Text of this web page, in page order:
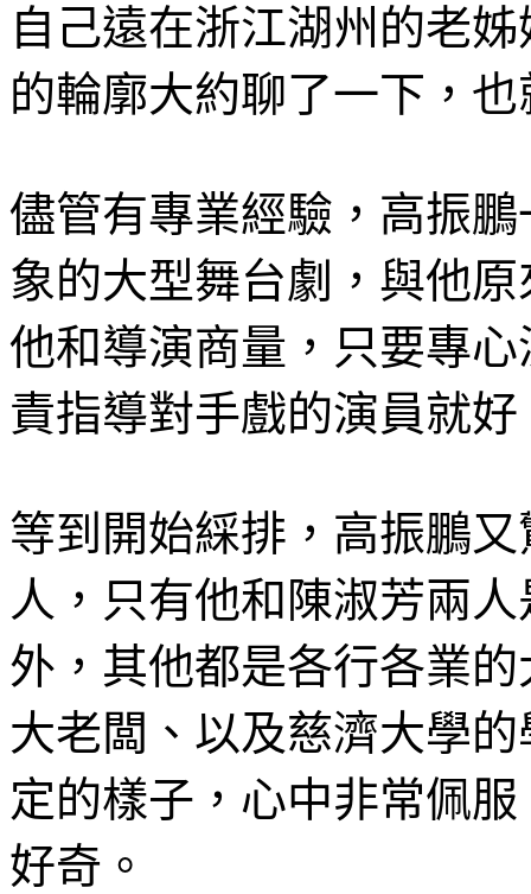
自己遠在浙江湖州的老
的輪廓大約聊了一下，
儘管有專業經驗，高振
象的大型舞台劇，與他
他和導演商量，只要專
責指導對手戲的演員就好
等到開始綵排，高振鵬
人，只有他和陳淑芳兩
外，其他都是各行各業
大老闆、以及慈濟大學
定的樣子，心中非常佩
好奇。